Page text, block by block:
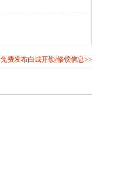
免费发布白城开锁/修锁信息>>